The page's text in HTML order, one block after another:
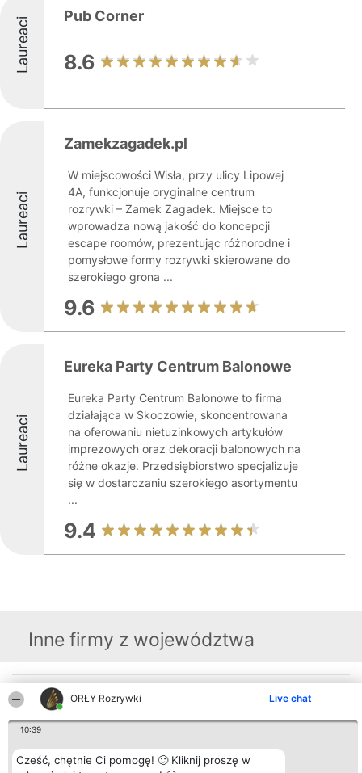
ORŁY Rozrywki Live chat
10:39
Cześć, chętnie Ci pomogę! 🙂 Kliknij proszę w
Laureaci Pub Corner
8.6
Laureaci
Zamekzagadek.pl
W miejscowości Wisła, przy ulicy Lipowej
4A, funkcjonuje oryginalne centrum
rozrywki – Zamek Zagadek. Miejsce to
wprowadza nową jakość do koncepcji
escape roomów, prezentując różnorodne i
pomysłowe formy rozrywki skierowane do
szerokiego grona ...
9.6
Laureaci
Eureka Party Centrum Balonowe
Eureka Party Centrum Balonowe to firma
działająca w Skoczowie, skoncentrowana
na oferowaniu nietuzinkowych artykułów
imprezowych oraz dekoracji balonowych na
różne okazje. Przedsiębiorstwo specjalizuje
się w dostarczaniu szerokiego asortymentu
...
9.4
Inne firmy z województwa
Organizator plebiscytu
Bright Side Solutions sp. z o.
ul. Ruska 22
KRS 0000749100 | Regon
381313360 | NIP 8943132676
Zasady
Regulamin
Kontakt